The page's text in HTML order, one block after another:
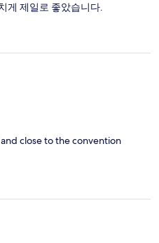
게 제일로 좋았습니다.
close to the convention